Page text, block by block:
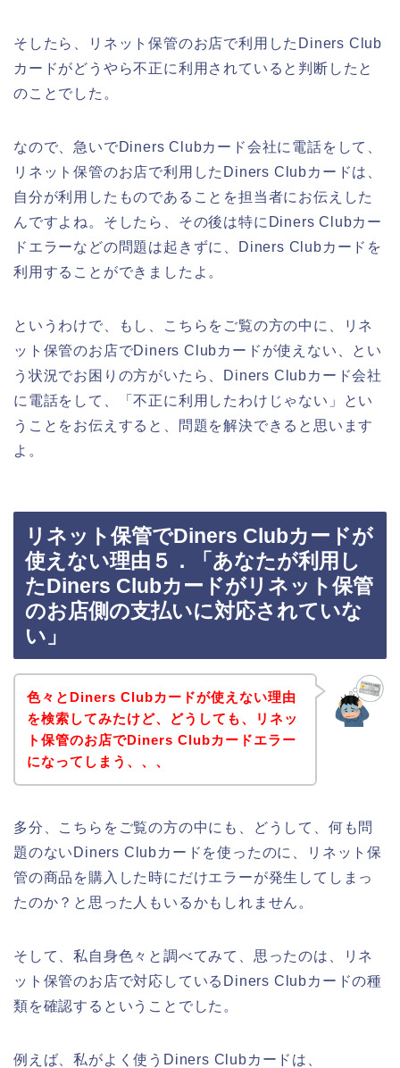
そしたら、リネット保管のお店で利用したDiners Club
カードがどうやら不正に利用されていると判断したと
のことでした。
なので、急いでDiners Clubカード会社に電話をして、
リネット保管のお店で利用したDiners Clubカードは、
自分が利用したものであることを担当者にお伝えした
んですよね。そしたら、その後は特にDiners Clubカー
ドエラーなどの問題は起きずに、Diners Clubカードを
利用することができましたよ。
というわけで、もし、こちらをご覧の方の中に、リネ
ット保管のお店でDiners Clubカードが使えない、とい
う状況でお困りの方がいたら、Diners Clubカード会社
に電話をして、「不正に利用したわけじゃない」とい
うことをお伝えすると、問題を解決できると思います
よ。
リネット保管でDiners Clubカードが
使えない理由５．「あなたが利用し
たDiners Clubカードがリネット保管
のお店側の支払いに対応されていな
い」
色々とDiners Clubカードが使えない理由
を検索してみたけど、どうしても、リネッ
ト保管のお店でDiners Clubカードエラー
になってしまう、、、
多分、こちらをご覧の方の中にも、どうして、何も問
題のないDiners Clubカードを使ったのに、リネット保
管の商品を購入した時にだけエラーが発生してしまっ
たのか？と思った人もいるかもしれません。
そして、私自身色々と調べてみて、思ったのは、リネ
ット保管のお店で対応しているDiners Clubカードの種
類を確認するということでした。
例えば、私がよく使うDiners Clubカードは、